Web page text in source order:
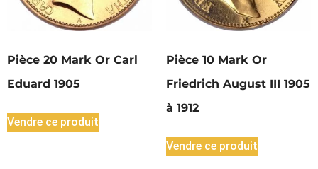
Pièce 20 Mark Or Carl
Eduard 1905
Vendre ce produit
Pièce 10 Mark Or
Friedrich August III 1905
à 1912
Vendre ce produit